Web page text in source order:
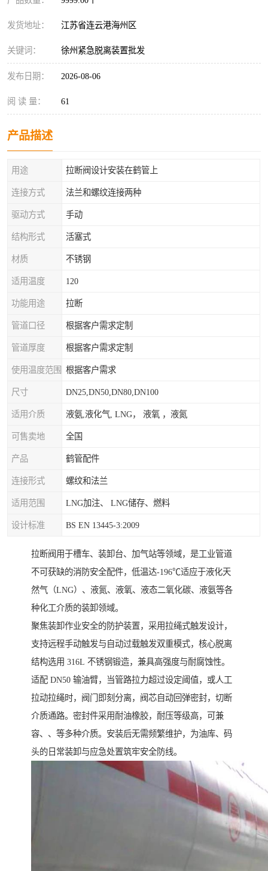
发货地址： 江苏省连云港海州区
关键词： 徐州紧急脱离装置批发
发布日期： 2026-08-06
阅 读 量： 61
产品描述
用途 拉断阀设计安装在鹤管上
连接方式 法兰和螺纹连接两种
驱动方式 手动
结构形式 活塞式
材质 不锈钢
适用温度 120
功能用途 拉断
管道口径 根据客户需求定制
管道厚度 根据客户需求定制
使用温度范围 根据客户需求
尺寸 DN25,DN50,DN80,DN100
适用介质 液氨,液化气, LNG， 液氧 ，液氮
可售卖地 全国
产品 鹤管配件
连接形式 螺纹和法兰
适用范围 LNG加注、 LNG储存、燃料
设计标准 BS EN 13445-3:2009
拉断阀用于槽车、装卸台、加气站等领域，是工业管道
不可获缺的消防安全配件，低温达-196℃适应于液化天
然气（LNG）、液氮、液氧、液态二氧化碳、液氨等各
种化工介质的装卸领域。
聚焦装卸作业安全的防护装置，采用拉绳式触发设计，
支持远程手动触发与自动过载触发双重模式，核心脱离
结构选用 316L 不锈钢锻造，兼具高强度与耐腐蚀性。
适配 DN50 输油臂，当管路拉力超过设定阈值，或人工
拉动拉绳时，阀门即刻分离，阀芯自动回弹密封，切断
介质通路。密封件采用耐油橡胶，耐压等级高，可兼
容、、等多种介质。安装后无需频繁维护，为油库、码
头的日常装卸与应急处置筑牢安全防线。